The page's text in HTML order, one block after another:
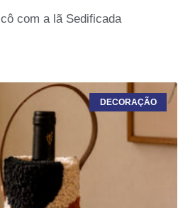
com a lã Sedificada
DECORAÇÃO